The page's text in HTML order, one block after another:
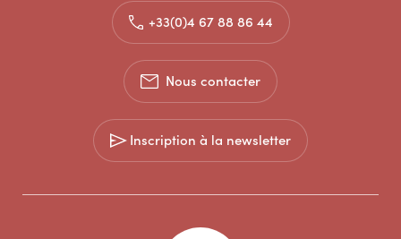
+33(0)4 67 88 86 44
Nous contacter
Inscription à la newsletter